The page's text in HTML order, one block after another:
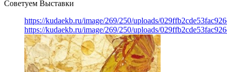
Советуем Выставки
https://kudaekb.ru/image/269/250/uploads/
https://kudaekb.ru/image/269/250/uploads/